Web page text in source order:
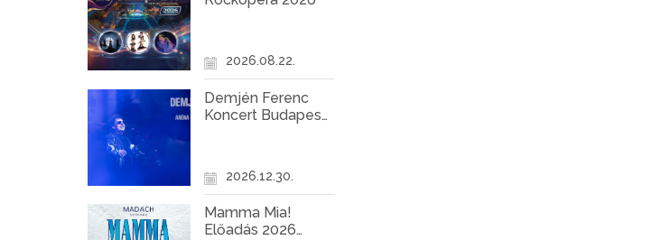
2026.08.22.
Demjén Ferenc
Koncert Budapest
2026.12.30.
Mamma Mia!
Előadás 2026